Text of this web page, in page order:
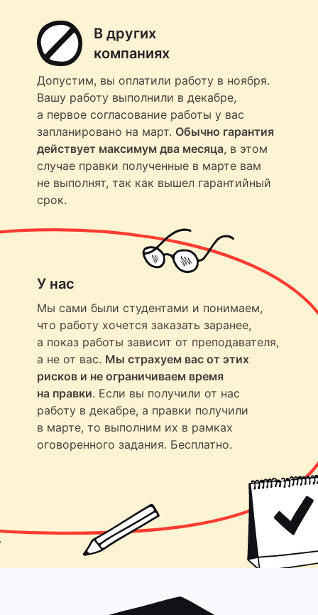
В других
компаниях
Допустим, вы оплатили работу в ноября.
Вашу работу выполнили в декабре,
а первое согласование работы у вас
запланировано на март. Обычно гарантия
действует максимум два месяца, в этом
случае правки полученные в марте вам
не выполнят, так как вышел гарантийный
срок.
У нас
Мы сами были студентами и понимаем,
что работу хочется заказать заранее,
а показ работы зависит от преподавателя,
а не от вас. Мы страхуем вас от этих
рисков и не ограничиваем время
на правки. Если вы получили от нас
работу в декабре, а правки получили
в марте, то выполним их в рамках
оговоренного задания. Бесплатно.